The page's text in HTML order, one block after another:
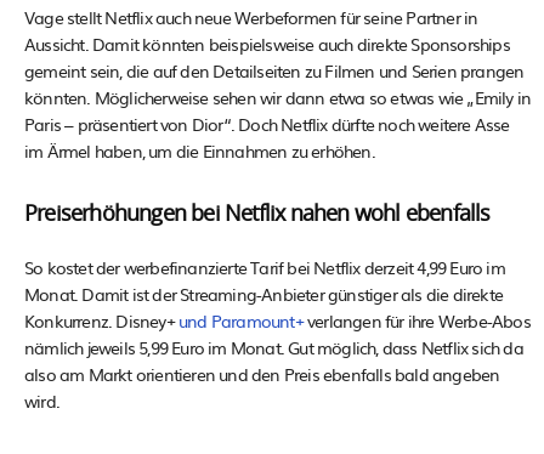
Vage stellt Netflix auch neue Werbeformen für seine Partner in
Aussicht. Damit könnten beispielsweise auch direkte Sponsorships
gemeint sein, die auf den Detailseiten zu Filmen und Serien prangen
könnten. Möglicherweise sehen wir dann etwa so etwas wie „Emily in
Paris – präsentiert von Dior“. Doch Netflix dürfte noch weitere Asse
im Ärmel haben, um die Einnahmen zu erhöhen.
Preiserhöhungen bei Netflix nahen wohl ebenfalls
So kostet der werbefinanzierte Tarif bei Netflix derzeit 4,99 Euro im
Monat. Damit ist der Streaming-Anbieter günstiger als die direkte
Konkurrenz. Disney+und Paramount+verlangen für ihre Werbe-Abos
nämlich jeweils 5,99 Euro im Monat. Gut möglich, dass Netflix sich da
also am Markt orientieren und den Preis ebenfalls bald angeben
wird.